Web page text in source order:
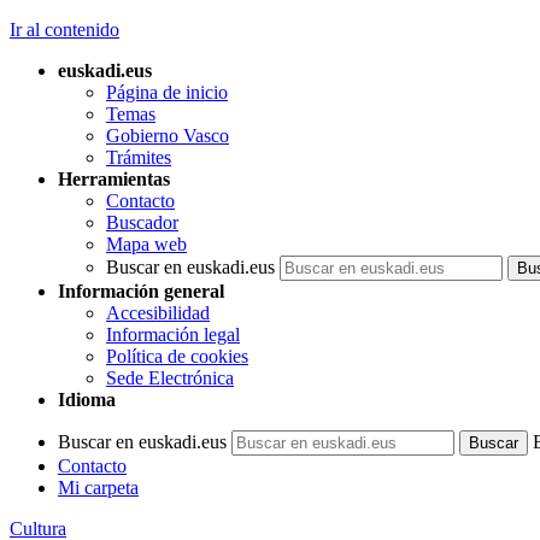
Ir al contenido
euskadi.eus
Página de inicio
Temas
Gobierno Vasco
Trámites
Herramientas
Contacto
Buscador
Mapa web
Buscar en euskadi.eus
Información general
Accesibilidad
Información legal
Política de cookies
Sede Electrónica
Idioma
Buscar en euskadi.eus
Contacto
Mi carpeta
Cultura